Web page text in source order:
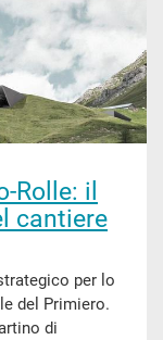
Rolle: il
cantiere
per lo
del Primiero.
di